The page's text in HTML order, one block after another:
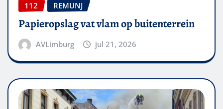
112 REMUNJ
Papieropslag vat vlam op buitenterrein
AVLimburg jul 21, 2026